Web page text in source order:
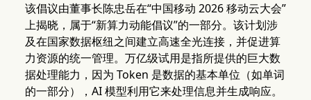
该倡议由董事长陈忠岳在“中国移动 2026 移动云大会”
上揭晓，属于“新算力动能倡议”的一部分。该计划涉
及在国家数据枢纽之间建立高速全光连接，并促进算
力资源的统一管理。万亿级试用是指所提供的巨大数
据处理能力，因为 Token 是数据的基本单位（如单词
的一部分），AI 模型利用它来处理信息并生成响应。